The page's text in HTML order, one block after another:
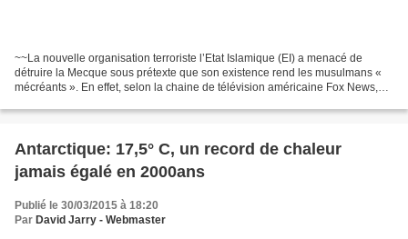
~~La nouvelle organisation terroriste l’Etat Islamique (EI) a menacé de
détruire la Mecque sous prétexte que son existence rend les musulmans «
mécréants ». En effet, selon la chaine de télévision américaine Fox News,
Antarctique: 17,5° C, un record de chaleur
jamais égalé en 2000ans
Publié le 30/03/2015 à 18:20
Par David Jarry - Webmaster